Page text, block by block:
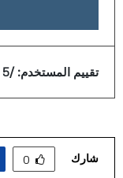
تقييم المستخدم:/5
شارك 0